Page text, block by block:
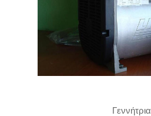
Γεννήτρια